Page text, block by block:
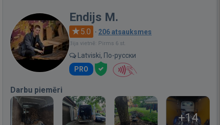
Endijs M.
5.0 · 206 atsauksmes
Bija vietnē: Pirms 6 st.
Latviski, По-русски
PRO
Darbu piemēri
+14